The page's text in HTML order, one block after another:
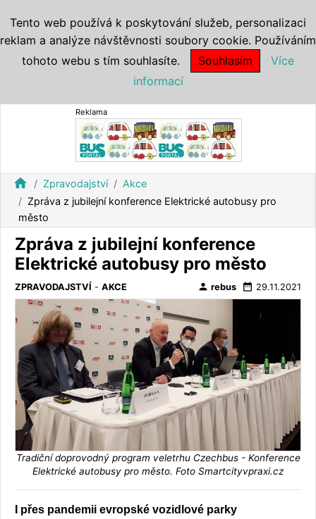
Reklama
home Zpravodajství
Akce
Zpráva z jubilejní konference Elektrické autobusy pro
město
Zpráva z jubilejní konference
Elektrické autobusy pro město
ZPRAVODAJSTVÍ - AKCE person rebus date_range 29.11.2021
Tradiční doprovodný program veletrhu Czechbus - Konference
Elektrické autobusy pro město. Foto Smartcityvpraxi.cz
I přes pandemii evropské vozidlové parky
Tento web používá k poskytování služeb, personalizaci
reklam a analýze návštěvnosti soubory cookie. Používáním
tohoto webu s tím souhlasíte.
Souhlasím
Více
informací